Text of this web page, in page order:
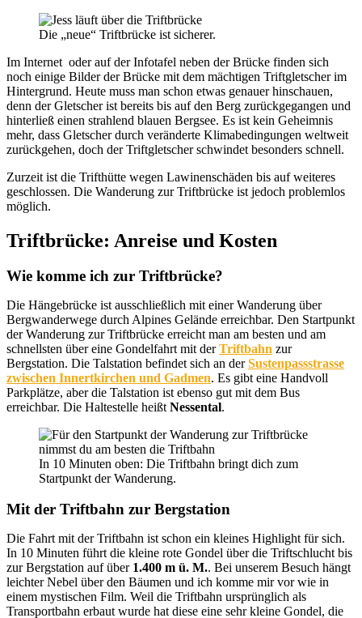
Die „neue“ Triftbrücke ist sicherer.
Im Internet oder auf der Infotafel neben der Brücke finden sich
noch einige Bilder der Brücke mit dem mächtigen Triftgletscher im
Hintergrund. Heute muss man schon etwas genauer hinschauen,
denn der Gletscher ist bereits bis auf den Berg zurückgegangen und
hinterließ einen strahlend blauen Bergsee. Es ist kein Geheimnis
mehr, dass Gletscher durch veränderte Klimabedingungen weltweit
zurückgehen, doch der Triftgletscher schwindet besonders schnell.
Zurzeit ist die Trifthütte wegen Lawinenschäden bis auf weiteres
geschlossen. Die Wanderung zur Triftbrücke ist jedoch problemlos
möglich.
Triftbrücke: Anreise und Kosten
Wie komme ich zur Triftbrücke?
Die Hängebrücke ist ausschließlich mit einer Wanderung über
Bergwanderwege durch Alpines Gelände erreichbar. Den Startpunkt
der Wanderung zur Triftbrücke erreicht man am besten und am
schnellsten über eine Gondelfahrt mit derTriftbahn zur
Bergstation. Die Talstation befindet sich an derSustenpassstrasse
zwischen Innertkirchen und Gadmen. Es gibt eine Handvoll
Parkplätze, aber die Talstation ist ebenso gut mit dem Bus
erreichbar. Die Haltestelle heißt Nessental.
In 10 Minuten oben: Die Triftbahn bringt dich zum
Startpunkt der Wanderung.
Mit der Triftbahn zur Bergstation
Die Fahrt mit der Triftbahn ist schon ein kleines Highlight für sich.
In 10 Minuten führt die kleine rote Gondel über die Triftschlucht bis
zur Bergstation auf über 1.400 m ü. M.. Bei unserem Besuch hängt
leichter Nebel über den Bäumen und ich komme mir vor wie in
einem mystischen Film. Weil die Triftbahn ursprünglich als
Transportbahn erbaut wurde hat diese eine sehr kleine Gondel, die